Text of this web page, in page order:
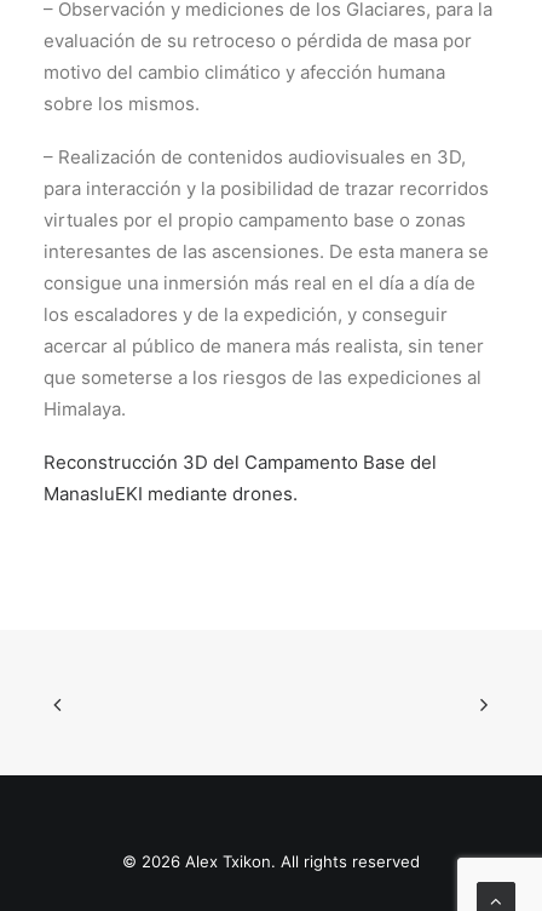
– Observación y mediciones de los Glaciares, para la
evaluación de su retroceso o pérdida de masa por
motivo del cambio climático y afección humana
sobre los mismos.
– Realización de contenidos audiovisuales en 3D,
para interacción y la posibilidad de trazar recorridos
virtuales por el propio campamento base o zonas
interesantes de las ascensiones. De esta manera se
consigue una inmersión más real en el día a día de
los escaladores y de la expedición, y conseguir
acercar al público de manera más realista, sin tener
que someterse a los riesgos de las expediciones al
Himalaya.
Reconstrucción 3D del Campamento Base del
ManasluEKI mediante drones.
© 2026 Alex Txikon. All rights reserved